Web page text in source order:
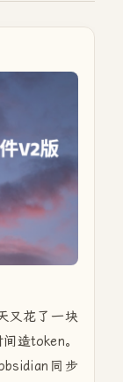
又花了一块
造token。
同步